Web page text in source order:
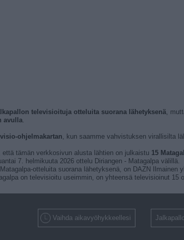
televisioituja otteluita suorana lähetyksenä,
avulla.
ohjelmakartan, kun saamme vahvistuksen virallisilta
tämän verkkosivun alusta lähtien on julkaistu 15
7. helmikuuta 2026 ottelu Diriangen - Matagalpa välillä.
otteluita suorana lähetyksenä, on DAZN Ilmainen
on televisioitu useimmin, on yhteensä televisioinut 15
Vaihda aikavyöhykkeellesi